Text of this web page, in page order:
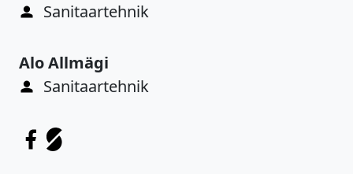
Sanitaartehnik
Alo Allmägi
Sanitaartehnik